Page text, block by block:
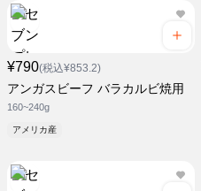
¥790(税込¥853.2)
アンガスビーフ バラカルビ焼用
160~240g
アメリカ産